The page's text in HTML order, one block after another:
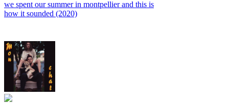
we spent our summer in montpellier and this is
how it sounded (2020)